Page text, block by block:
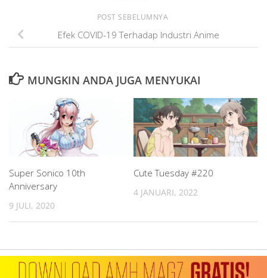
POST SEBELUMNYA
Efek COVID-19 Terhadap Industri Anime
MUNGKIN ANDA JUGA MENYUKAI
Super Sonico 10th
Anniversary
9 JULI, 2020
Cute Tuesday #220
4 JANUARI, 2022